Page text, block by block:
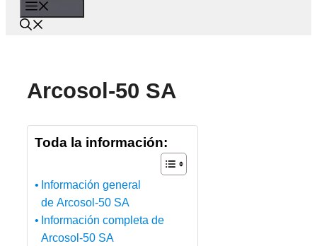
Arcosol-50 SA
Toda la información:
Información general
de Arcosol-50 SA
Información completa de
Arcosol-50 SA